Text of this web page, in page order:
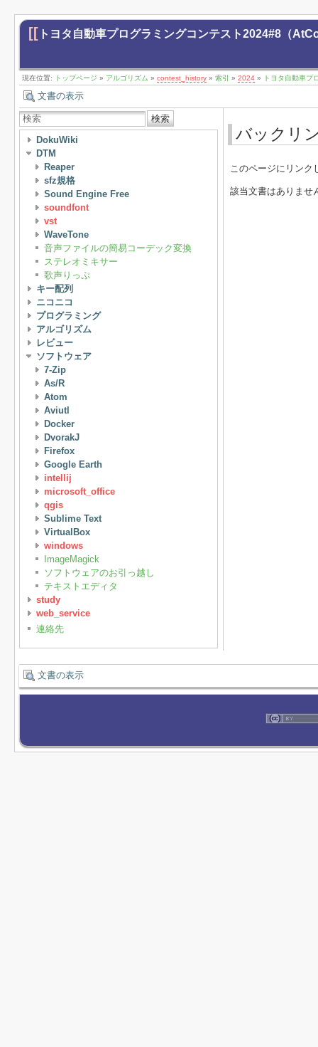
[[ トヨタ自動車プログラミングコンテスト2024#8（
現在位置: トップページ » アルゴリズム » contest_history » 索引 » 2024 » トヨタ自動車
文書の表示
検索
DokuWiki
DTM
Reaper
sfz規格
Sound Engine Free
soundfont
vst
WaveTone
音声ファイルの簡易コーデック変換
ステレオミキサー
歌声りっぷ
キー配列
ニコニコ
プログラミング
アルゴリズム
レビュー
ソフトウェア
7-Zip
As/R
Atom
Aviutl
Docker
DvorakJ
Firefox
Google Earth
intellij
microsoft_office
qgis
Sublime Text
VirtualBox
windows
ImageMagick
ソフトウェアのお引っ越し
テキストエディタ
study
web_service
連絡先
バックリ
このページにリンク
該当文書はありませ
文書の表示